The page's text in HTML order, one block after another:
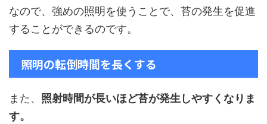
なので、強めの照明を使うことで、苔の発生を促進
することができるのです。
照明の転倒時間を長くする
また、 照射時間が長いほど苔が発生しやすくなりま
す。